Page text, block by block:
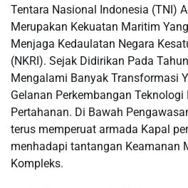
Tentara Nasional Indonesia (TNI)
Merupakan Kekuatan Maritim
Menjaga Kedaulatan Negara
(NKRI). Sejak Didirikan Pada
Mengalami Banyak Transformasi
Gelanan Perkembangan Teknologi
Pertahanan. Di Bawah
terus memperuat armada Kapal
menhadapi tantangan Keamanan
Kompleks.